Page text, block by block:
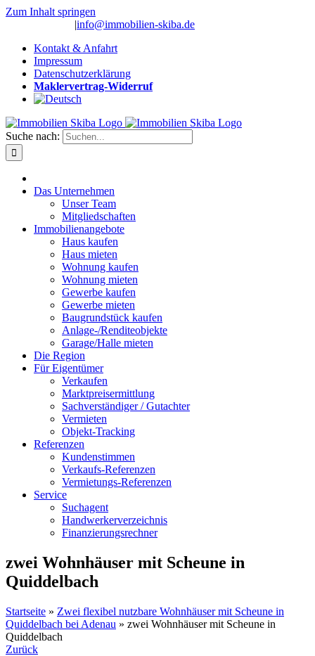
Zum Inhalt springen
|info@immobilien-skiba.de
Kontakt & Anfahrt
Impressum
Datenschutzerklärung
Maklervertrag-Widerruf
Suche nach:
Das Unternehmen
Unser Team
Mitgliedschaften
Immobilienangebote
Haus kaufen
Haus mieten
Wohnung kaufen
Wohnung mieten
Gewerbe kaufen
Gewerbe mieten
Baugrundstück kaufen
Anlage-/Renditeobjekte
Garage/Halle mieten
Die Region
Für Eigentümer
Verkaufen
Marktpreisermittlung
Sachverständiger / Gutachter
Vermieten
Objekt-Tracking
Referenzen
Kundenstimmen
Verkaufs-Referenzen
Vermietungs-Referenzen
Service
Suchagent
Handwerkerverzeichnis
Finanzierungsrechner
zwei Wohnhäuser mit Scheune in
Quiddelbach
Startseite » Zwei flexibel nutzbare Wohnhäuser mit Scheune in
Quiddelbach bei Adenau » zwei Wohnhäuser mit Scheune in
Quiddelbach
Zurück